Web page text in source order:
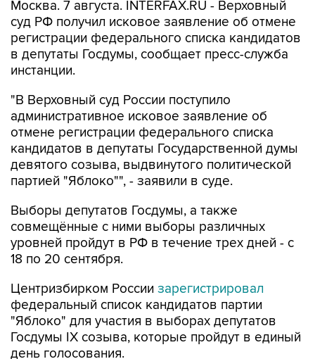
регистрации федерального списка кандидатов
в депутаты Госдумы, сообщает пресс-служба
инстанции.
"В Верховный суд России поступило
отмене регистрации федерального списка
кандидатов в депутаты Государственной думы
девятого созыва, выдвинутого политической
партией "Яблоко"", - заявили в суде.
Выборы депутатов Госдумы, а также
уровней пройдут в РФ в течение трех дней - с
18 по 20 сентября.
Центризбирком России
"Яблоко" для участия в выборах депутатов
Госдумы IX созыва, которые пройдут в единый
день голосования.